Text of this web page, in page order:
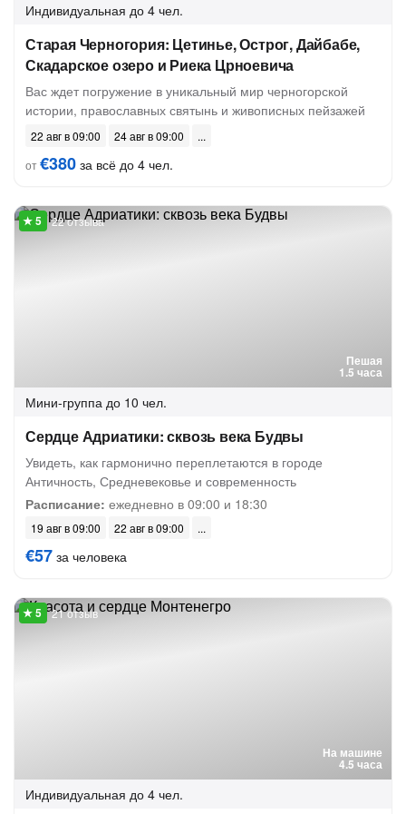
Индивидуальная до 4 чел.
Старая Черногория: Цетинье, Острог, Дайбабе,
Скадарское озеро и Риека Црноевича
Вас ждет погружение в уникальный мир черногорской
истории, православных святынь и живописных пейзажей
22 авг в 09:00
24 авг в 09:00
от€380 за всё до 4 чел.
Пешая
1.5 часа
22 отзыва
Мини-группа до 10 чел.
Сердце Адриатики: сквозь века Будвы
Увидеть, как гармонично переплетаются в городе
Античность, Средневековье и современность
Расписание: ежедневно в 09:00 и 18:30
19 авг в 09:00 22 авг в 09:00
€57 за человека
На машине
4.5 часа
21 отзыв
Индивидуальная до 4 чел.